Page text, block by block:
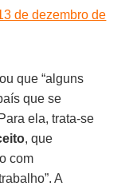
de dezembro de
que “alguns
que se
ela, trata-se
, que
com
A